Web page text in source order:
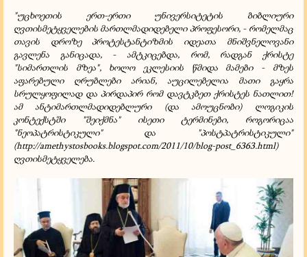
"უცხოეთის ერთ-ერთი უნივერსიტეტის ბიბლიური
ღვთისმეტყველების მართლმადიდებელი პროფესორი, - რომელმაც
თავის დროზე პროტესტანტიზმის იდეათა მნიშვნელოვანი
გავლენა განიცადა, - ამტკიცებდა, რომ, რადგან ქრისტე
"სიმართლის მზეა", ხოლო ეკლესიის წმიდა მამები - მზეს
აფარებული ღრუბლები არიან, აუცილებელია მათი გაყრა
სრულყოფილად და პირდაპირ რომ დავტკბეთ ქრისტეს ნათლით!
ამ ანტიმართლმადიდებლური (და ამოუცნობი) ლოგიკის
კონტექსტში "შეიქმნა" ისეთი ტერმინები, როგორიცაა
"ნეოპატრისტიკული" და "პოსტპატრისტიკული"
(http://amethystosbooks.blogspot.com/2011/10/blog-post_6363.html)
ღვთისმეტყველება.